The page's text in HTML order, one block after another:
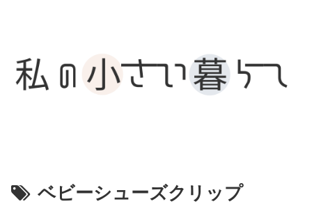
ベビーシューズクリップ